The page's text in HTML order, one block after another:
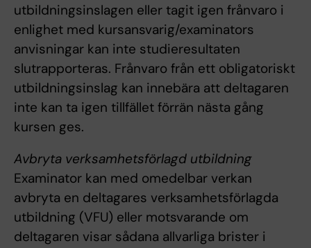
utbildningsinslagen eller tagit igen frånvaro i
enlighet med kursansvarig/examinators
anvisningar kan inte studieresultaten
slutrapporteras. Frånvaro från ett obligatoriskt
utbildningsinslag kan innebära att deltagaren
inte kan ta igen tillfället förrän nästa gång
kursen ges.
Avbryta verksamhetsförlagd utbildning
Examinator kan med omedelbar verkan
avbryta en deltagares verksamhetsförlagda
utbildning (VFU) eller motsvarande om
deltagaren visar sådana allvarliga brister i